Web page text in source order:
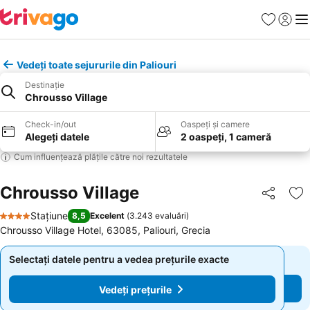
Favorite
Vedeți toate sejururile din Paliouri
Destinație
Chrousso Village
Check-in/out
Alegeți datele
Oaspeți și camere
2 oaspeți, 1 cameră
Cum influențează plățile către noi rezultatele
Chrousso Village Distribuiți
4 Stele
Stațiune 8,5 Excelent (3.243 evaluări)
Chrousso Village Hotel, 63085, Paliouri, Grecia
Selectați datele pentru a vedea prețurile exacte
Vedeți prețurile
Selectați datele pentru a vedea prețurile exacte
Vedeți prețurile